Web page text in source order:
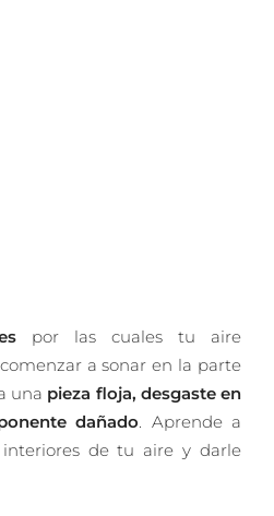
por las cuales tu aire
a sonar en la parte
una pieza floja, desgaste en
dañado. Aprende a
de tu aire y darle